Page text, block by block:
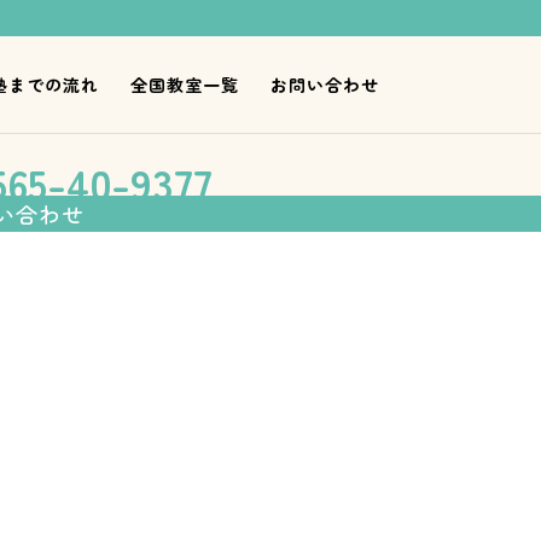
までの流れ 全国教室一覧 お問い合わせ
40-9377
合わせ